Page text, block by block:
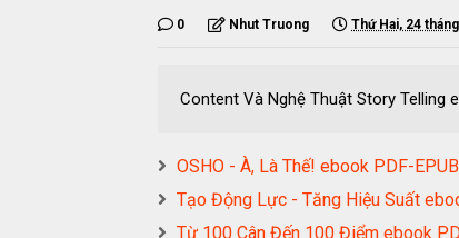
0 Nhut Truong Thứ Hai, 24
Content Và Nghệ Thuật Story Telling
OSHO - À, Là Thế! ebook PDF-
Tạo Động Lực - Tăng Hiệu Suất
Từ 100 Cân Đến 100 Điểm ebook